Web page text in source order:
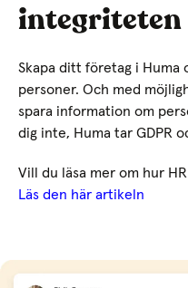
integriteten
Skapa ditt företag i
personer. Och med
spara information om
dig inte, Huma tar GDPR
Vill du läsa mer om hur
Läs den här artikeln